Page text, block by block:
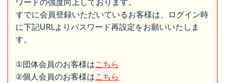
すでに会員登録いただいているお客様は、ログイン時
に下記URLよりパスワード再設定をお願いいたしま
す。
①団体会員のお客様はこちら
②個人会員のお客様はこちら